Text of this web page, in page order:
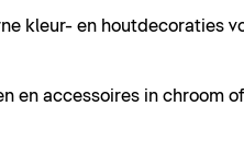
kleur- en houtdecoraties
en accessoires in chroom